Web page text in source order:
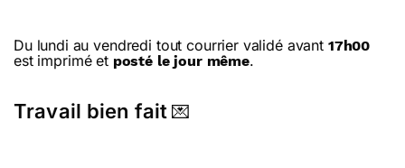
Du lundi au vendredi tout courrier validé avant 17h00
est imprimé et posté le jour même.
Travail bien fait 💌